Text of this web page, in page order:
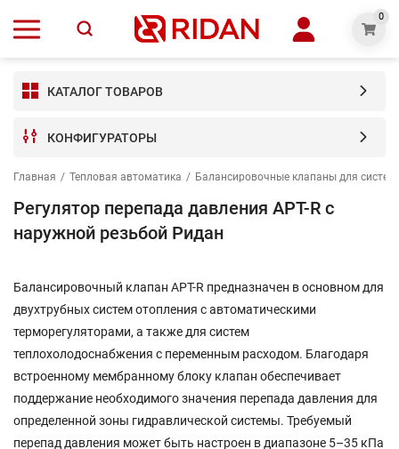
0
КАТАЛОГ ТОВАРОВ
КОНФИГУРАТОРЫ
Главная / Тепловая автоматика / Балансировочные клапаны для
Регулятор перепада давления APT-R с
наружной резьбой Ридан
Балансировочный клапан APT-R предназначен в основном для
двухтрубных систем отопления с автоматическими
терморегуляторами, а также для систем
теплохолодоснабжения с переменным расходом. Благодаря
встроенному мембранному блоку клапан обеспечивает
поддержание необходимого значения перепада давления для
определенной зоны гидравлической системы. Требуемый
перепад давления может быть настроен в диапазоне 5–35 кПа